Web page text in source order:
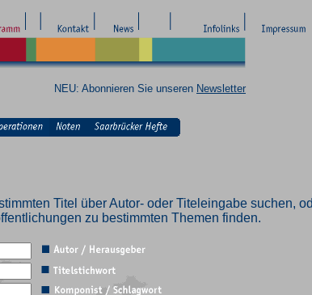
NEU: Abonnieren Sie unseren Newsletter
Titel über Autor- oder Titeleingabe suchen,
zu bestimmten Themen finden.